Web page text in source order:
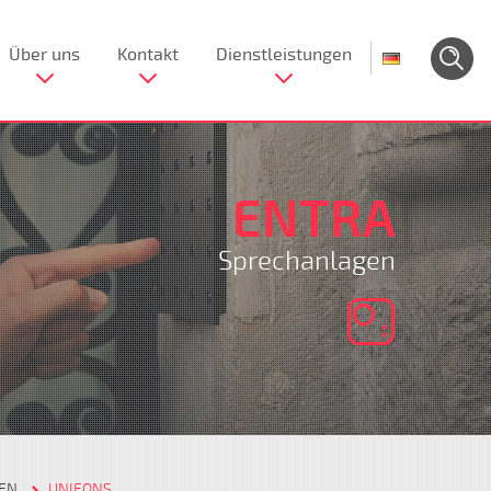
Über uns Kontakt Dienstleistungen
ENTRA
Sprechanlagen